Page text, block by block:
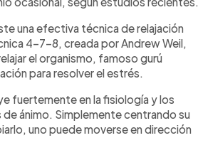
una efectiva técnica de relajación
4-7-8, creada por Andrew Weil,
el organismo, famoso gurú
para resolver el estrés.
fuertemente en la fisiología y los
ánimo. Simplemente centrando su
uno puede moverse en dirección